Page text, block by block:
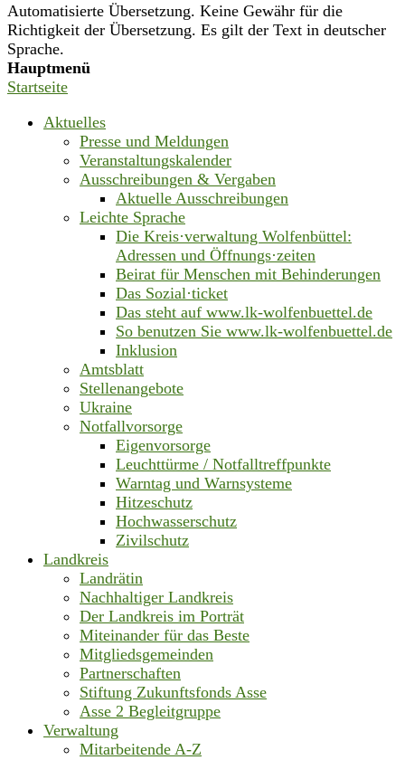
Automatisierte Übersetzung. Keine Gewähr für die
Richtigkeit der Übersetzung. Es gilt der Text in deutscher
Sprache.
Hauptmenü
Startseite
Aktuelles
Presse und Meldungen
Veranstaltungskalender
Ausschreibungen & Vergaben
Aktuelle Ausschreibungen
Leichte Sprache
Die Kreis·verwaltung Wolfenbüttel:
Adressen und Öffnungs·zeiten
Beirat für Menschen mit Behinderungen
Das Sozial·ticket
Das steht auf www.lk-wolfenbuettel.de
So benutzen Sie www.lk-wolfenbuettel.de
Inklusion
Amtsblatt
Stellenangebote
Ukraine
Notfallvorsorge
Eigenvorsorge
Leuchttürme / Notfalltreffpunkte
Warntag und Warnsysteme
Hitzeschutz
Hochwasserschutz
Zivilschutz
Landkreis
Landrätin
Nachhaltiger Landkreis
Der Landkreis im Porträt
Miteinander für das Beste
Mitgliedsgemeinden
Partnerschaften
Stiftung Zukunftsfonds Asse
Asse 2 Begleitgruppe
Verwaltung
Mitarbeitende A-Z